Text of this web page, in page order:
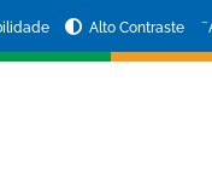
Alto Contraste −